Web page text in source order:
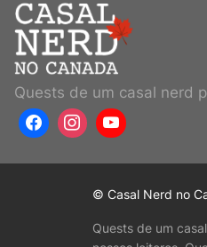
Quests de um casal nerd
© Casal Nerd no
Quests de um